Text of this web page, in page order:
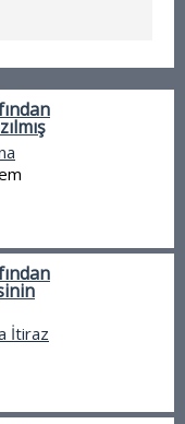
İtiraz